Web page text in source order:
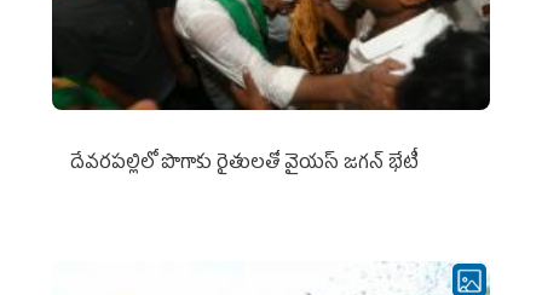
దేవరపల్లిలో పొగాకు రైతులతో వైయస్ జగన్ భేటీ